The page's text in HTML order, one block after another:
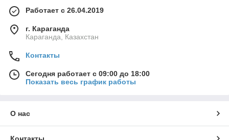
Работает с 26.04.2019
г. Караганда
Караганда, Казахстан
Контакты
Сегодня работает с 09:00 до 18:00
Показать весь график работы
О нас